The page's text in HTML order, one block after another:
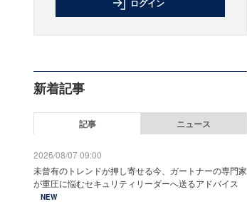
ログイン
新着記事
記事 ニュース
2026/08/07 09:00
未曾有のトレンドが押し寄せる今、ガートナーの専門家
が重圧に悩むセキュリティリーダーへ送るアドバイス
NEW